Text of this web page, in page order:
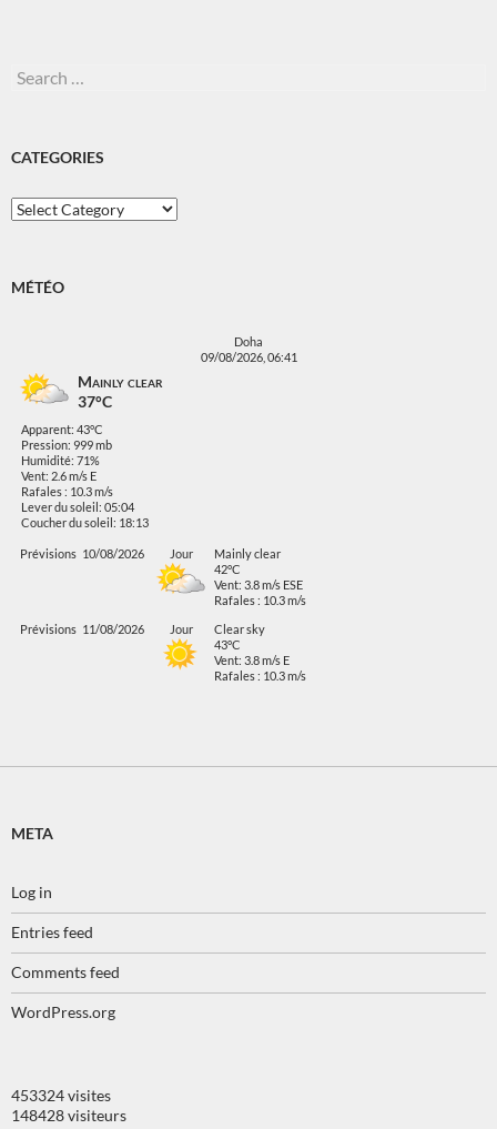
Search
CATEGORIES
Categories
MÉTÉO
Doha
09/08/2026, 06:41
Mainly clear
37°C
Apparent: 43°C
Pression: 999 mb
Humidité: 71%
Vent: 2.6 m/s E
Rafales : 10.3 m/s
Lever du soleil: 05:04
Coucher du soleil: 18:13
Prévisions 10/08/2026 Jour
Mainly clear
42°C
Vent: 3.8 m/s ESE
Rafales : 10.3 m/s
Prévisions 11/08/2026 Jour
Clear sky
43°C
Vent: 3.8 m/s E
Rafales : 10.3 m/s
META
Log in
Entries feed
Comments feed
WordPress.org
453324 visites
148428 visiteurs